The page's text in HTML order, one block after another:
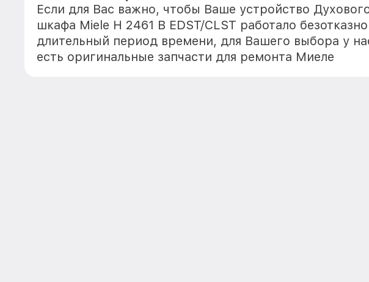
Если для Вас важно, чтобы Ваше устройство
шкафа Miele H 2461 B EDST/CLST работало
длительный период времени, для Вашего выбора у
есть оригинальные запчасти для ремонта Миеле